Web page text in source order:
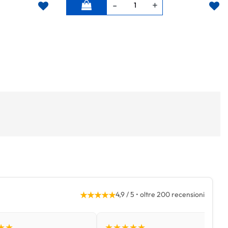
★★★★★4,9 / 5 • oltre 200 recensioni